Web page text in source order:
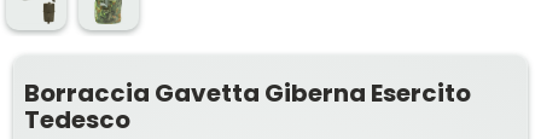
Borraccia Gavetta Giberna Esercito
Tedesco